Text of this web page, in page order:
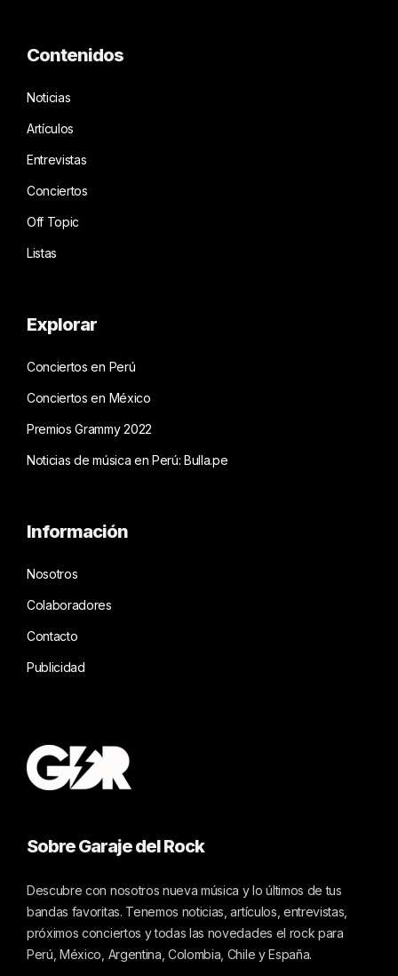
Contenidos
Noticias
Artículos
Entrevistas
Conciertos
Off Topic
Listas
Explorar
Conciertos en Perú
Conciertos en México
Premios Grammy 2022
Noticias de música en Perú: Bulla.pe
Información
Nosotros
Colaboradores
Contacto
Publicidad
Sobre Garaje del Rock
Descubre con nosotros nueva música y lo últimos de tus
bandas favoritas. Tenemos noticias, artículos, entrevistas,
próximos conciertos y todas las novedades el rock para
Perú, México, Argentina, Colombia, Chile y España.